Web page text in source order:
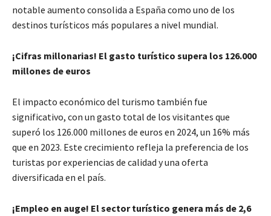
notable aumento consolida a España como uno de los
destinos turísticos más populares a nivel mundial.
¡Cifras millonarias! El gasto turístico supera los 126.000
millones de euros
El impacto económico del turismo también fue
significativo, con un gasto total de los visitantes que
superó los 126.000 millones de euros en 2024, un 16% más
que en 2023. Este crecimiento refleja la preferencia de los
turistas por experiencias de calidad y una oferta
diversificada en el país.
¡Empleo en auge! El sector turístico genera más de 2,6